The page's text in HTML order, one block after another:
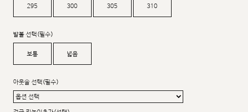
sat,sun,holiday off
295 300 305 310
발볼 선택(필수)
보통 넓음
아웃솔 선택(필수)